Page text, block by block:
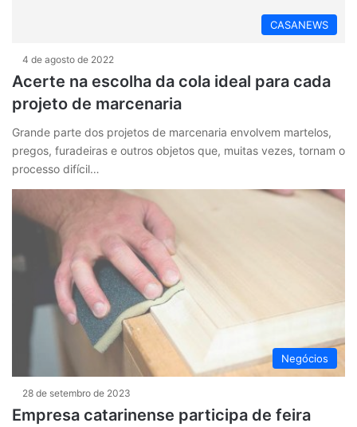
CASANEWS
4 de agosto de 2022
Acerte na escolha da cola ideal para cada
projeto de marcenaria
Grande parte dos projetos de marcenaria envolvem martelos,
pregos, furadeiras e outros objetos que, muitas vezes, tornam o
processo difícil…
Negócios
28 de setembro de 2023
Empresa catarinense participa de feira